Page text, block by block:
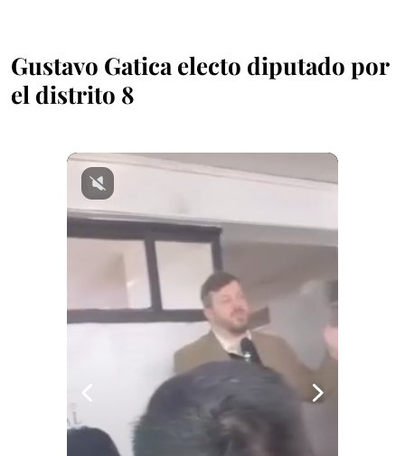
Gustavo Gatica electo diputado por
el distrito 8